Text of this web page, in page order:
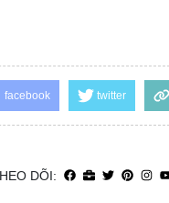
facebook twitter
DÕI: